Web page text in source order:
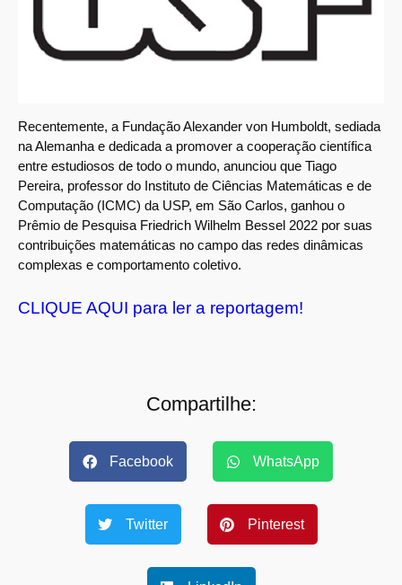
Recentemente, a Fundação Alexander von Humboldt, sediada
na Alemanha e dedicada a promover a cooperação científica
entre estudiosos de todo o mundo, anunciou que Tiago
Pereira, professor do Instituto de Ciências Matemáticas e de
Computação (ICMC) da USP, em São Carlos, ganhou o
Prêmio de Pesquisa Friedrich Wilhelm Bessel 2022 por suas
contribuições matemáticas no campo das redes dinâmicas
complexas e comportamento coletivo.
CLIQUE AQUI para ler a reportagem!
Compartilhe:
Facebook WhatsApp
Twitter Pinterest